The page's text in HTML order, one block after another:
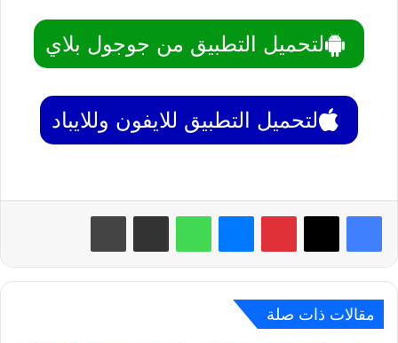
لتحميل التطبيق من جوجول بلاي
لتحميل التطبيق للايفون وللايباد
بينتيريست واتساب
مقالات ذات صلة